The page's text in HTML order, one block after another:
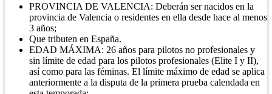
PROVINCIA DE VALENCIA: Deberán ser nacidos en la
provincia de Valencia o residentes en ella desde hace al menos
3 años;
Que tributen en España.
EDAD MÁXIMA: 26 años para pilotos no profesionales y
sin límite de edad para los pilotos profesionales (Elite I y II),
así como para las féminas. El límite máximo de edad se aplica
anteriormente a la disputa de la primera prueba calendada en